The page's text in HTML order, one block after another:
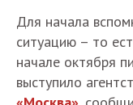
Для начала
ситуацию – то
начале октября
выступило